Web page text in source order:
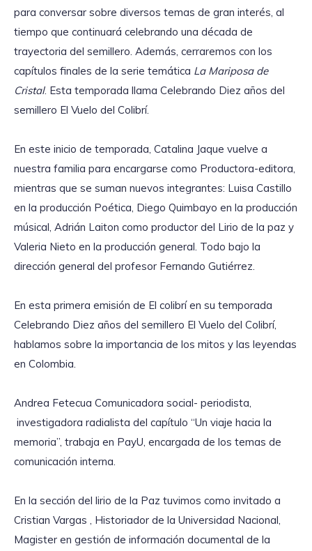
para conversar sobre diversos temas de gran interés, al
tiempo que continuará celebrando una década de
trayectoria del semillero. Además, cerraremos con los
capítulos finales de la serie temática La Mariposa de
Cristal. Esta temporada llama Celebrando Diez años del
semillero El Vuelo del Colibrí.
En este inicio de temporada, Catalina Jaque vuelve a
nuestra familia para encargarse como Productora-editora,
mientras que se suman nuevos integrantes: Luisa Castillo
en la producción Poética, Diego Quimbayo en la producción
músical, Adrián Laiton como productor del Lirio de la paz y
Valeria Nieto en la producción general. Todo bajo la
dirección general del profesor Fernando Gutiérrez.
En esta primera emisión de El colibrí en su temporada
Celebrando Diez años del semillero El Vuelo del Colibrí,
hablamos sobre la importancia de los mitos y las leyendas
en Colombia.
Andrea Fetecua Comunicadora social- periodista,
investigadora radialista del capítulo “Un viaje hacia la
memoria”, trabaja en PayU, encargada de los temas de
comunicación interna.
En la sección del lirio de la Paz tuvimos como invitado a
Cristian Vargas , Historiador de la Universidad Nacional,
Magister en gestión de información documental de la